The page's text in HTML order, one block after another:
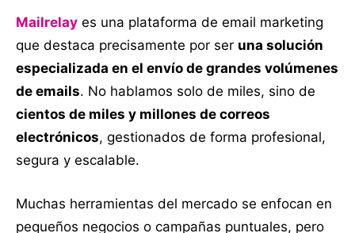
Mailrelay es una plataforma de email marketing
que destaca precisamente por ser una solución
especializada en el envío de grandes volúmenes
de emails. No hablamos solo de miles, sino de
cientos de miles y millones de correos
electrónicos, gestionados de forma profesional,
segura y escalable.
Muchas herramientas del mercado se enfocan en
pequeños negocios o campañas puntuales, pero